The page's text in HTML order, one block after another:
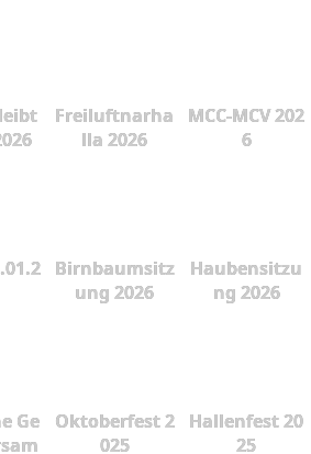
Freiluftnarha
lla 2026
MCC-MCV 202
6
Birnbaumsitz
ung 2026
Haubensitzu
ng 2026
Ge
Oktoberfest 2
025
Hallenfest 20
25